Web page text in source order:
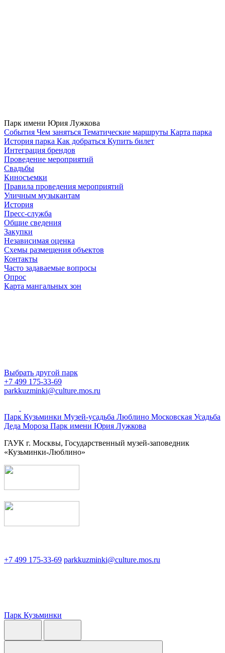
Парк имени Юрия Лужкова
Cобытия Чем заняться Тематические маршруты Карта парка
История парка Как добраться Купить билет
Интеграция брендов
Проведение мероприятий
Свадьбы
Киносъемки
Правила проведения мероприятий
Уличным музыкантам
История
Пресс-служба
Общие сведения
Закупки
Независимая оценка
Схемы размещения объектов
Контакты
Часто задаваемые вопросы
Опрос
Карта мангальных зон
Выбрать другой парк
+7 499 175-33-69
parkkuzminki@culture.mos.ru
Парк Кузьминки Музей-усадьба Люблино Московская Усадьба
Деда Мороза Парк имени Юрия Лужкова
ГАУК г. Москвы, Государственный музей-заповедник
«Кузьминки-Люблино»
+7 499 175-33-69 parkkuzminki@culture.mos.ru
Парк Кузьминки